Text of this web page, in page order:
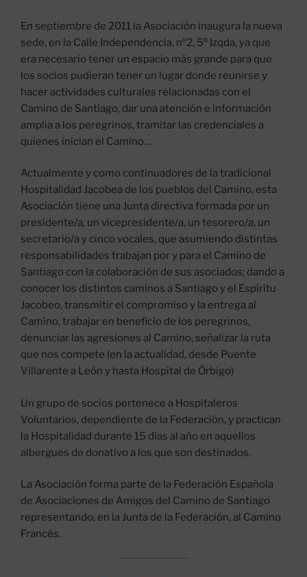
En septiembre de 2011 la Asociación inaugura la nueva
sede, en la Calle Independencia, nº2, 5º Izqda, ya que
era necesario tener un espacio más grande para que
los socios pudieran tener un lugar donde reunirse y
hacer actividades culturales relacionadas con el
Camino de Santiago, dar una atención e información
amplia a los peregrinos, tramitar las credenciales a
quienes inician el Camino…
Actualmente y como continuadores de la tradicional
Hospitalidad Jacobea de los pueblos del Camino, esta
Asociación tiene una Junta directiva formada por un
presidente/a, un vicepresidente/a, un tesorero/a, un
secretario/a y cinco vocales, que asumiendo distintas
responsabilidades trabajan por y para el Camino de
Santiago con la colaboración de sus asociados; dando a
conocer los distintos caminos a Santiago y el Espíritu
Jacobeo, transmitir el compromiso y la entrega al
Camino, trabajar en beneficio de los peregrinos,
denunciar las agresiones al Camino, señalizar la ruta
que nos compete (en la actualidad, desde Puente
Villarente a León y hasta Hospital de Órbigo)
Un grupo de socios pertenece a Hospitaleros
Voluntarios, dependiente de la Federación, y practican
la Hospitalidad durante 15 días al año en aquellos
albergues de donativo a los que son destinados.
La Asociación forma parte de la Federación Española
de Asociaciones de Amigos del Camino de Santiago
representando, en la Junta de la Federación, al Camino
Francés.